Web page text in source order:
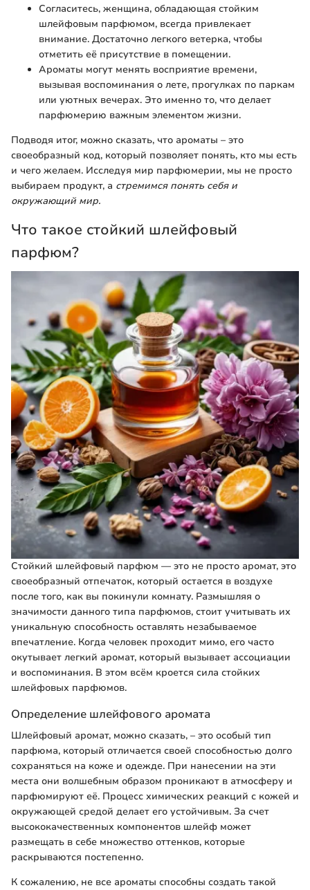
Согласитесь, женщина, обладающая стойким
шлейфовым парфюмом, всегда привлекает
внимание. Достаточно легкого ветерка, чтобы
отметить её присутствие в помещении.
Ароматы могут менять восприятие времени,
вызывая воспоминания о лете, прогулках по паркам
или уютных вечерах. Это именно то, что делает
парфюмерию важным элементом жизни.
Подводя итог, можно сказать, что ароматы – это
своеобразный код, который позволяет понять, кто мы есть
и чего желаем. Исследуя мир парфюмерии, мы не просто
выбираем продукт, а стремимся понять себя и
окружающий мир.
Что такое стойкий шлейфовый
парфюм?
Стойкий шлейфовый парфюм — это не просто аромат, это
своеобразный отпечаток, который остается в воздухе
после того, как вы покинули комнату. Размышляя о
значимости данного типа парфюмов, стоит учитывать их
уникальную способность оставлять незабываемое
впечатление. Когда человек проходит мимо, его часто
окутывает легкий аромат, который вызывает ассоциации
и воспоминания. В этом всём кроется сила стойких
шлейфовых парфюмов.
Определение шлейфового аромата
Шлейфовый аромат, можно сказать, – это особый тип
парфюма, который отличается своей способностью долго
сохраняться на коже и одежде. При нанесении на эти
места они волшебным образом проникают в атмосферу и
парфюмируют её. Процесс химических реакций с кожей и
окружающей средой делает его устойчивым. За счет
высококачественных компонентов шлейф может
размещать в себе множество оттенков, которые
раскрываются постепенно.
К сожалению, не все ароматы способны создать такой